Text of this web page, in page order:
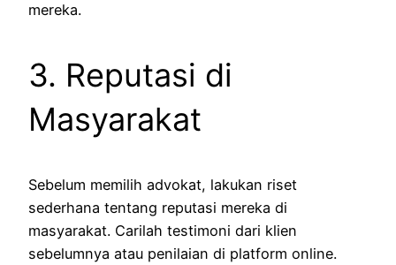
mereka.
3. Reputasi di
Masyarakat
Sebelum memilih advokat, lakukan riset
sederhana tentang reputasi mereka di
masyarakat. Carilah testimoni dari klien
sebelumnya atau penilaian di platform online.